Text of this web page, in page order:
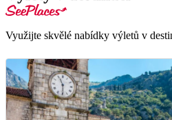
Využijte skvělé nabídky výletů v